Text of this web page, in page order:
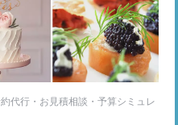
代行・お見積相談・予算シミュレ